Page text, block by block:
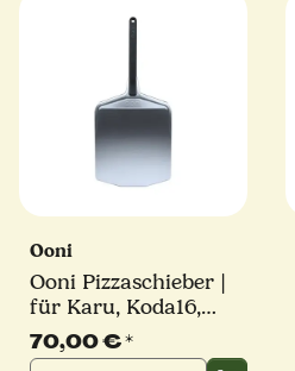
Ooni
Ooni Pizzaschieber |
für Karu, Koda16,
Koda 2 Pro | Ø 40 cm
| Stiel: 36 cm
70,00 €*